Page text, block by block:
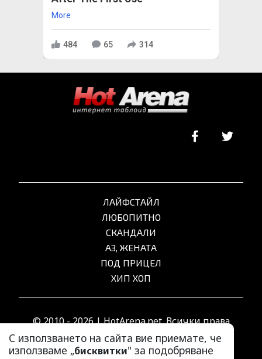
More
484 65 314
С използването на сайта вие приемате, че
използваме „бисквитки" за подобряване
ЛАЙФСТАЙЛ
ЛЮБОПИТНО
СКАНДАЛИ
АЗ, ЖЕНАТА
ПОД ПРИЦЕЛ
ХИП ХОП
© 2010 - 2026 | HotArena.net. Всички права
запазени.